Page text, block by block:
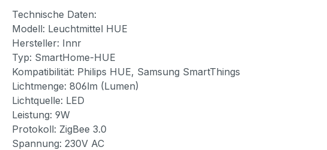
Technische Daten:
Modell: Leuchtmittel HUE
Hersteller: Innr
Typ: SmartHome-HUE
Kompatibilität: Philips HUE, Samsung SmartThings
Lichtmenge: 806lm (Lumen)
Lichtquelle: LED
Leistung: 9W
Protokoll: ZigBee 3.0
Spannung: 230V AC